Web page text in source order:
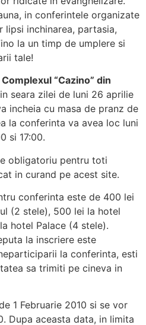
in conferintele organizate
lipsi inchinarea, partasia,
la un timp de umplere si
tale!
“Cazino” din
seara zilei de luni 26 aprilie
incheia cu masa de pranz de
la conferinta va avea loc luni
si 17:00.
obligatoriu pentru toti
in curand pe acest site.
conferinta este de 400 lei
(2 stele), 500 lei la hotel
hotel Palace (4 stele).
la inscriere este
la conferinta, esti
sa trimiti pe cineva in
1 Februarie 2010 si se vor
Dupa aceasta data, in limita